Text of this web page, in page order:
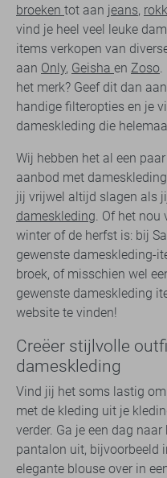
broeken tot aan jeans,
vind je heel veel leuke
items verkopen van
aan Only, Geisha en Zoso.
het merk? Geef dit dan
handige filteropties en je
dameskleding die
Wij hebben het al een
aanbod met
jij vrijwel altijd slagen als
dameskleding. Of het nou
winter of de herfst is: bij
gewenste dameskleding-
broek, of misschien wel
gewenste dameskleding
website te vinden!
Creëer stijlvolle
dameskleding
Vind jij het soms lastig
met de kleding uit je
verder. Ga je een dag
pantalon uit, bijvoorbeeld
elegante blouse over in